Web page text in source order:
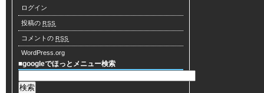
ログイン
投稿の RSS
コメントの RSS
WordPress.org
■googleでほっとメニュー検索